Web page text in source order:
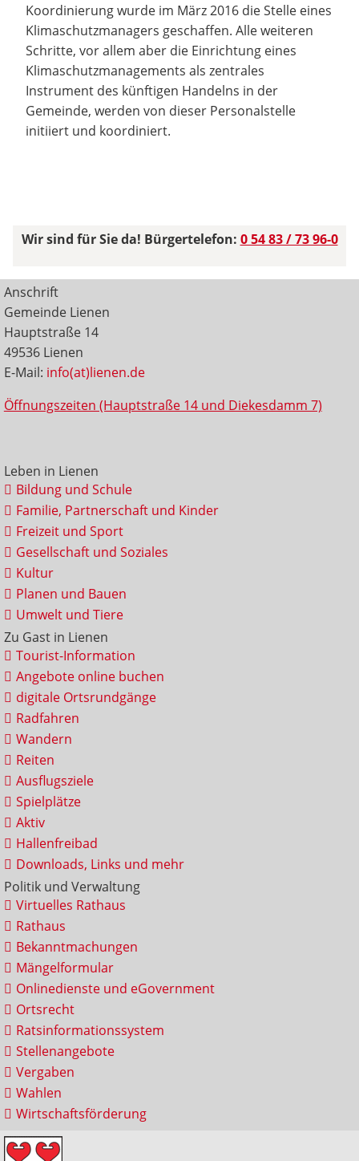
Koordinierung wurde im März 2016 die Stelle eines
Klimaschutzmanagers geschaffen. Alle weiteren
Schritte, vor allem aber die Einrichtung eines
Klimaschutzmanagements als zentrales
Instrument des künftigen Handelns in der
Gemeinde, werden von dieser Personalstelle
initiiert und koordiniert.
Wir sind für Sie da! Bürgertelefon: 0 54 83 / 73 96-0
Anschrift
Gemeinde Lienen
Hauptstraße 14
49536 Lienen
E-Mail: info(at)lienen.de
Öffnungszeiten (Hauptstraße 14 und Diekesdamm 7)
Leben in Lienen
Bildung und Schule
Familie, Partnerschaft und Kinder
Freizeit und Sport
Gesellschaft und Soziales
Kultur
Planen und Bauen
Umwelt und Tiere
Zu Gast in Lienen
Tourist-Information
Angebote online buchen
digitale Ortsrundgänge
Radfahren
Wandern
Reiten
Ausflugsziele
Spielplätze
Aktiv
Hallenfreibad
Downloads, Links und mehr
Politik und Verwaltung
Virtuelles Rathaus
Rathaus
Bekanntmachungen
Mängelformular
Onlinedienste und eGovernment
Ortsrecht
Ratsinformationssystem
Stellenangebote
Vergaben
Wahlen
Wirtschaftsförderung